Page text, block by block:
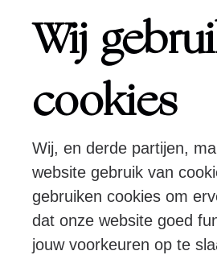
Wij
cookies
Wij, en derde partijen,
website gebruik van
gebruiken cookies om
dat onze website goed
jouw voorkeuren op te
Over ons
Programmeurs
Volg ons: